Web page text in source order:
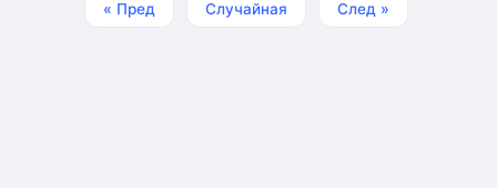
« Пред Случайная След »